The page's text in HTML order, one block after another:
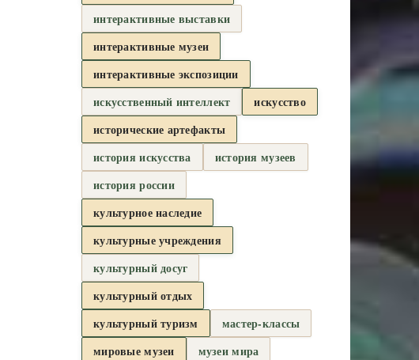
интерактивные выставки
интерактивные музеи
интерактивные экспозиции
искусственный интеллект
искусство
исторические артефакты
история искусства
история музеев
история россии
культурное наследие
культурные учреждения
культурный досуг
культурный отдых
культурный туризм
мастер-классы
мировые музеи
музеи мира